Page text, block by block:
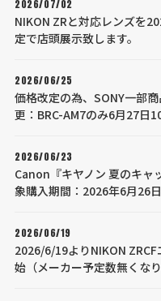
2026/07/02
NIKON ZRと対応レンズを
定で店頭展示致します。
2026/06/25
価格改定の為、SONY一部
更：BRC-AM7のみ6月27日
2026/06/23
Canon『キヤノン 夏のキャ
象購入期間：2026年6月26
2026/06/19
2026/6/19よりNIKON
始（メーカー予定数無くな